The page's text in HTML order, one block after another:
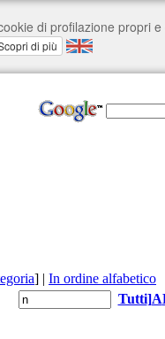
] | In ordine alfabetico
Tutti]A